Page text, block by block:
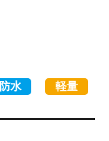
防水 軽量